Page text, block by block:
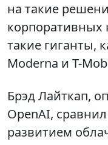
на такие
такие гиганты,
Moderna и T-
Брэд Лайткап,
OpenAI,
развитием